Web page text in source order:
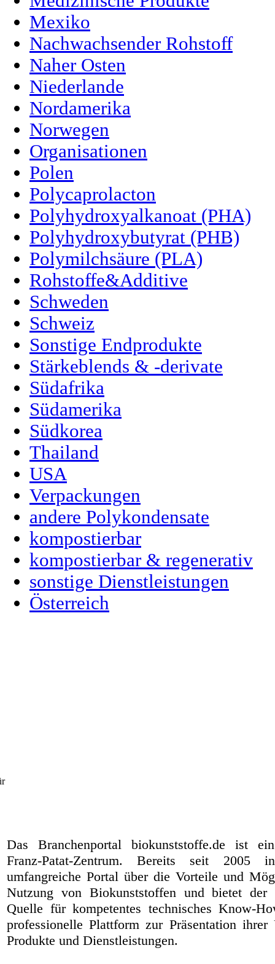
Mexiko
Nachwachsender Rohstoff
Naher Osten
Niederlande
Nordamerika
Norwegen
Organisationen
Polen
Polycaprolacton
Polyhydroxyalkanoat (PHA)
Polyhydroxybutyrat (PHB)
Polymilchsäure (PLA)
Rohstoffe&Additive
Schweden
Schweiz
Sonstige Endprodukte
Stärkeblends & -derivate
Südafrika
Südamerika
Südkorea
Thailand
USA
Verpackungen
andere Polykondensate
kompostierbar
kompostierbar & regenerativ
sonstige Dienstleistungen
Österreich
Das Branchenportal biokunststoffe.de ist
Franz-Patat-Zentrum. Bereits seit 2005
umfangreiche Portal über die Vorteile und
Nutzung von Biokunststoffen und bietet der
Quelle für kompetentes technisches Know-
professionelle Plattform zur Präsentation ihrer
Produkte und Dienstleistungen.